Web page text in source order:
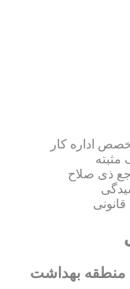
اداره کار
مثبته
ذی صلاح
منطقه بهداشت